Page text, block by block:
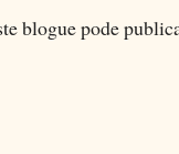
blogue pode